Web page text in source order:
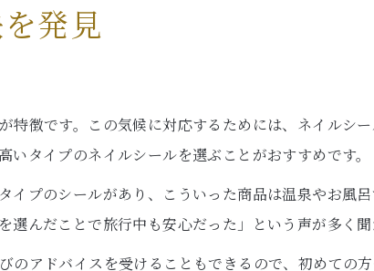
発見
徴です。この気候に対応するためには、ネイルシ
タイプのネイルシールを選ぶことがおすすめです。
プのシールがあり、こういった商品は温泉やお風
んだことで旅行中も安心だった」という声が多く聞
アドバイスを受けることもできるので、初めての